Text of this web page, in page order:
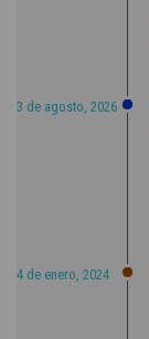
3 de agosto, 2026
4 de enero, 2024